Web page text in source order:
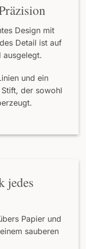
Design mit
Detail ist auf
ausgelegt.
und ein
der sowohl
jedes
Papier und
sauberen